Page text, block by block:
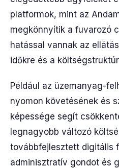
platformok, mint az
megkönnyítik a fuvarozó
hatással vannak az
időkre és a
Például az üzemanyag-
nyomon követésének és
képessége segít
legnagyobb változó
továbbfejlesztett digitális
adminisztratív gondot és